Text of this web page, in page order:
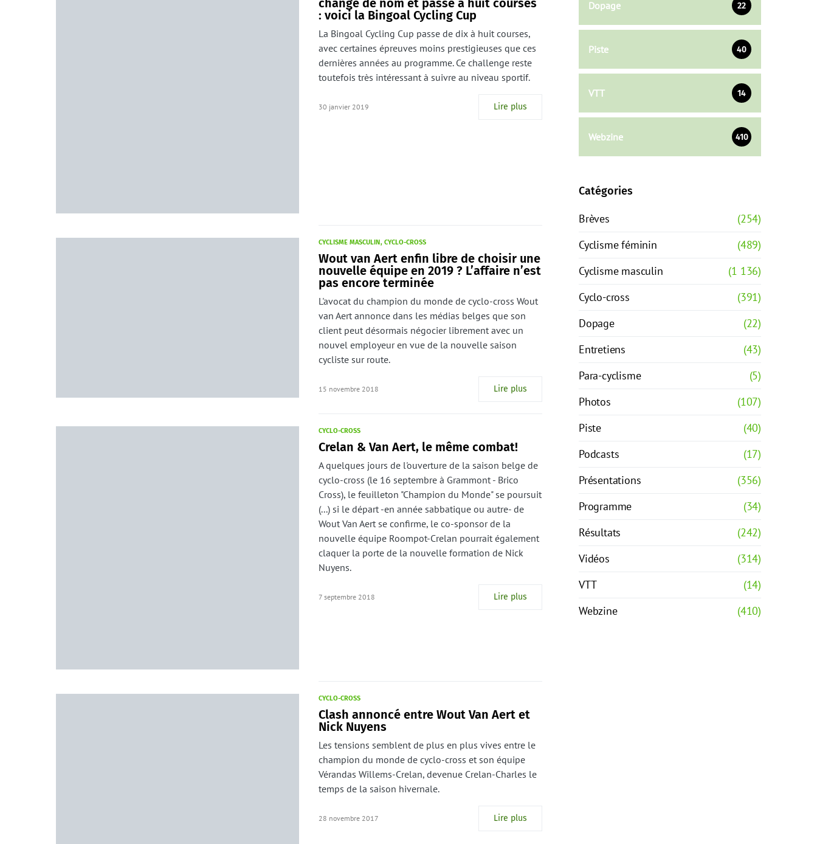
change de nom et passe à huit courses
: voici la Bingoal Cycling Cup
La Bingoal Cycling Cup passe de dix à huit courses,
avec certaines épreuves moins prestigieuses que ces
dernières années au programme. Ce challenge reste
toutefois très intéressant à suivre au niveau sportif.
30 janvier 2019 Lire plus
CYCLISME MASCULIN CYCLO-CROSS
Wout van Aert enfin libre de choisir une
nouvelle équipe en 2019 ? L’affaire n’est
pas encore terminée
L'avocat du champion du monde de cyclo-cross Wout
van Aert annonce dans les médias belges que son
client peut désormais négocier librement avec un
nouvel employeur en vue de la nouvelle saison
cycliste sur route.
15 novembre 2018 Lire plus
CYCLO-CROSS
Crelan & Van Aert, le même combat!
A quelques jours de l'ouverture de la saison belge de
cyclo-cross (le 16 septembre à Grammont - Brico
Cross), le feuilleton "Champion du Monde" se poursuit
(...) si le départ -en année sabbatique ou autre- de
Wout Van Aert se confirme, le co-sponsor de la
nouvelle équipe Roompot-Crelan pourrait également
claquer la porte de la nouvelle formation de Nick
Nuyens.
7 septembre 2018 Lire plus
CYCLO-CROSS
Clash annoncé entre Wout Van Aert et
Nick Nuyens
Les tensions semblent de plus en plus vives entre le
champion du monde de cyclo-cross et son équipe
Vérandas Willems-Crelan, devenue Crelan-Charles le
temps de la saison hivernale.
28 novembre 2017 Lire plus
Dopage 22
Piste 40
VTT 14
Webzine 410
Catégories
Brèves
(254)
Cyclisme féminin
(489)
Cyclisme masculin
(1 136)
Cyclo-cross
(391)
Dopage
(22)
Entretiens
(43)
Para-cyclisme
(5)
Photos
(107)
Piste
(40)
Podcasts
(17)
Présentations
(356)
Programme
(34)
Résultats
(242)
Vidéos
(314)
VTT
(14)
Webzine
(410)